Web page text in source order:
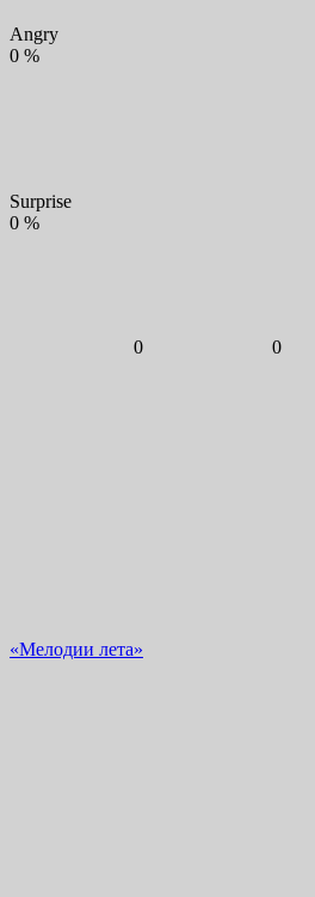
Angry
0 %
Surprise
0 %
0 0
«Мелодии лета»